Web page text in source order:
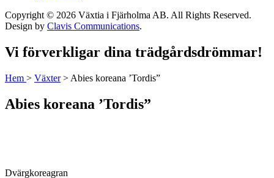
Copyright © 2026 Växtia i Fjärholma AB. All Rights Reserved.
Design by Clavis Communications.
Vi förverkligar dina trädgårdsdrömmar!
Hem > Växter> Abies koreana ’Tordis”
Abies koreana ’Tordis”
Dvärgkoreagran